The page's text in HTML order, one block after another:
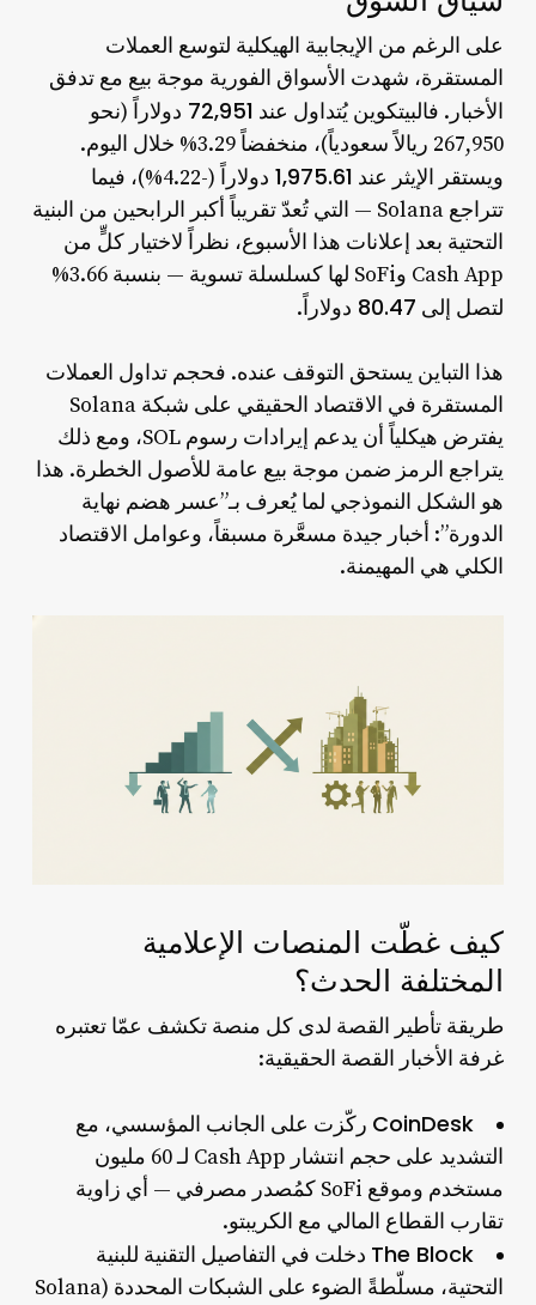
على الرغم من الإيجابية الهيكلية لتوسع العملات
المستقرة، شهدت الأسواق الفورية موجة بيع مع تدفق
الأخبار. فالبيتكوين يُتداول عند 72,951 دولاراً
(نحو
267,950 ريالاً سعودياً)، منخفضاً 3.29% خلال اليوم.
ويستقر الإيثر عند 1,975.61 دولاراً
(-4.22%)، فيما
تتراجع Solana — التي تُعدّ تقريباً أكبر الرابحين من البنية
التحتية بعد إعلانات هذا الأسبوع، نظراً لاختيار كلٍّ من
Cash App وSoFi لها كسلسلة تسوية — بنسبة 3.66%
لتصل إلى 80.47 دولاراً .
هذا التباين يستحق التوقف عنده. فحجم تداول العملات
المستقرة في الاقتصاد الحقيقي على شبكة Solana
يفترض هيكلياً أن يدعم إيرادات رسوم SOL، ومع ذلك
يتراجع الرمز ضمن موجة بيع عامة للأصول الخطرة. هذا
هو الشكل النموذجي لما يُعرف بـ”عسر هضم نهاية
الدورة”: أخبار جيدة مسعَّرة مسبقاً، وعوامل الاقتصاد
الكلي هي المهيمنة.
كيف غطّت المنصات الإعلامية
المختلفة الحدث؟
طريقة تأطير القصة لدى كل منصة تكشف عمّا تعتبره
غرفة الأخبار القصة الحقيقية:
CoinDesk ركّزت على الجانب المؤسسي، مع
التشديد على حجم انتشار Cash App لـ 60 مليون
مستخدم وموقع SoFi كمُصدر مصرفي — أي زاوية
تقارب القطاع المالي مع الكريبتو.
The Block دخلت في التفاصيل التقنية للبنية
التحتية، مسلّطةً الضوء على الشبكات المحددة (Solana